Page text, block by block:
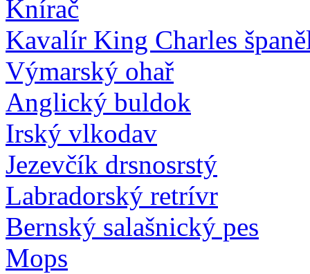
Knírač
Kavalír King Charles
Výmarský ohař
Anglický buldok
Irský vlkodav
Jezevčík drsnosrstý
Labradorský retrívr
Bernský salašnický pes
Mops